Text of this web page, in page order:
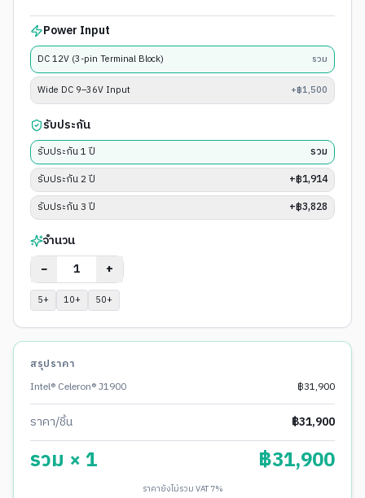
Power Input
DC 12V (3-pin Terminal Block) รวม
Wide DC 9–36V Input +฿1,500
รับประกัน
รับประกัน 1 ปี
รวม
รับประกัน 2 ปี
+฿1,914
รับประกัน 3 ปี
+฿3,828
จำนวน
−
+
5+ 10+ 50+
สรุปราคา
Intel® Celeron® J1900
฿31,900
ราคา/ชิ้น ฿31,900
รวม ×1 ฿31,900
ราคายังไม่รวม VAT 7%